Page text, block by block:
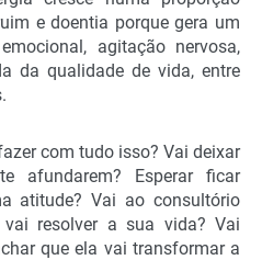
e doentia porque gera um
agitação nervosa,
da qualidade de vida, entre
com tudo isso? Vai deixar
afundarem? Esperar ficar
atitude? Vai ao consultório
resolver a sua vida? Vai
que ela vai transformar a